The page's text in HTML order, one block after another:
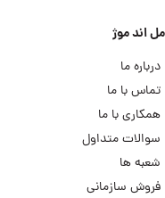
مل اند موژ
درباره ما
تماس با ما
همکاری با ما
سوالات متداول
شعبه ها
فروش سازمانی